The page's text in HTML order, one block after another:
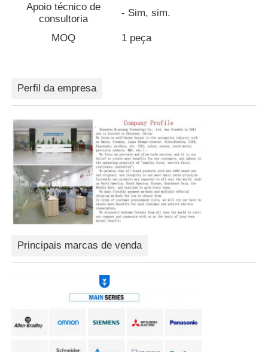
Controlador PLC
Motor da articulação do robô
Interface da máquina humana
redutor da engrenagem
SERVO MOTOR CA
Apoio técnico de
consultoria
- Sim, sim.
MOQ 1 peça
Perfil da empresa
Principais marcas de venda